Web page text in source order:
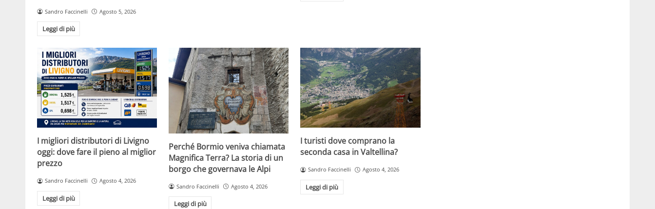
Sandro Faccinelli Agosto 5, 2026
Leggi di più
I migliori distributori di Livigno
oggi: dove fare il pieno al miglior
prezzo
Sandro Faccinelli Agosto 4, 2026
Leggi di più
Perché Bormio veniva chiamata
Magnifica Terra? La storia di un
borgo che governava le Alpi
Sandro Faccinelli Agosto 4, 2026
Leggi di più
I turisti dove comprano la
seconda casa in Valtellina?
Sandro Faccinelli Agosto 4, 2026
Leggi di più